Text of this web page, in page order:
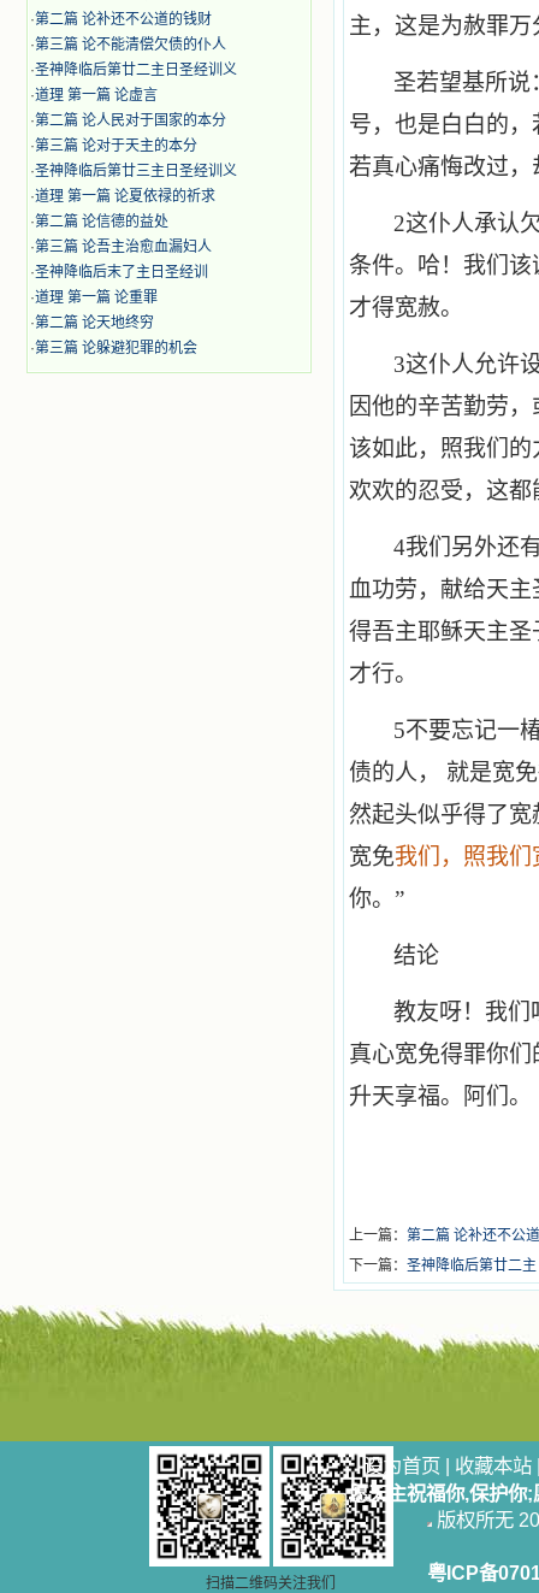
·第二篇 论补还不公道的钱财
·第三篇 论不能清偿欠债的仆人
·圣神降临后第廿二主日圣经训义
·道理 第一篇 论虚言
·第二篇 论人民对于国家的本分
·第三篇 论对于天主的本分
·圣神降临后第廿三主日圣经训义
·道理 第一篇 论夏依禄的祈求
·第二篇 论信德的益处
·第三篇 论吾主治愈血漏妇人
·圣神降临后末了主日圣经训
·道理 第一篇 论重罪
·第二篇 论天地终穷
·第三篇 论躲避犯罪的机会
主，这是为赦罪
圣若望基所说
号，也是白白的
若真心痛悔改过，
2这仆人承认
条件。哈！我们
才得宽赦。
3这仆人允许
因他的辛苦勤劳
该如此，照我们
欢欢的忍受，这
4我们另外还
血功劳，献给天
得吾主耶稣天主
才行。
5不要忘记一
债的人， 就是宽
然起头似乎得了
宽免我们，照我们
你。”
结论
教友呀！我们
真心宽免得罪你
升天享福。阿们。
上一篇： 第二篇 论补还不公
下一篇： 圣神降临后第廿二
扫描二维码关注我们
设为首页 | 收藏本站
愿天主祝福你,保护你
版权所无
粤ICP备